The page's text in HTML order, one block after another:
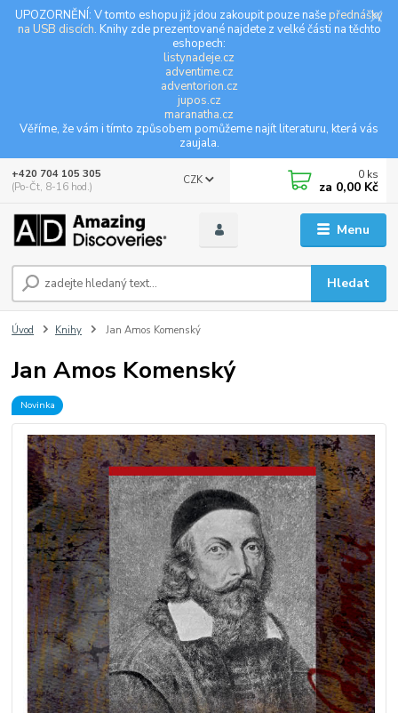
UPOZORNĚNÍ: V tomto eshopu již jdou zakoupit pouze naše přednášky
na USB discích. Knihy zde prezentované najdete z velké části na těchto
eshopech:
listynadeje.cz
adventime.cz
adventorion.cz
jupos.cz
maranatha.cz
Věříme, že vám i tímto způsobem pomůžeme najít literaturu, která vás
zaujala.
Menu
CZK
Hledat
+420 704 105 305
(Po-Čt, 8-16 hod.)
0 ks
za 0,00 Kč
Úvod Knihy Jan Amos Komenský
Jan Amos Komenský
Novinka